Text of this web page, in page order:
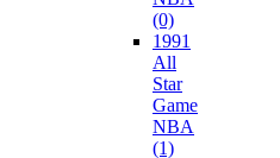
(0)
1991
All
Star
Game
NBA
(1)